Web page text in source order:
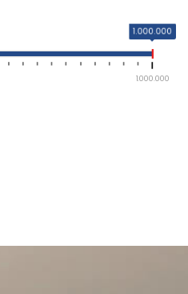
1.000.000
1.000.000